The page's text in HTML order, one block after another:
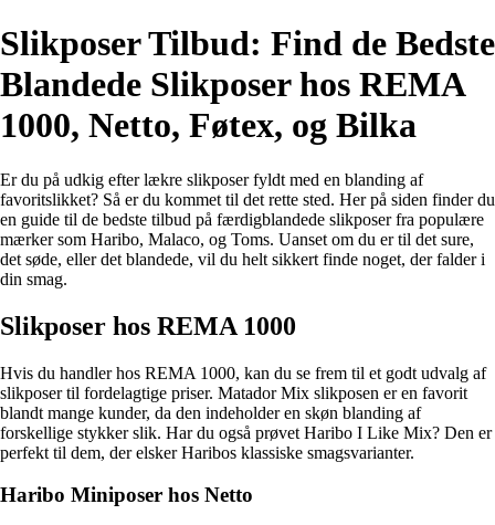
Slikposer Tilbud: Find de Bedste
Blandede Slikposer hos REMA
1000, Netto, Føtex, og Bilka
Er du på udkig efter lækre slikposer fyldt med en blanding af
favoritslikket? Så er du kommet til det rette sted. Her på siden finder du
en guide til de bedste tilbud på færdigblandede slikposer fra populære
mærker som Haribo, Malaco, og Toms. Uanset om du er til det sure,
det søde, eller det blandede, vil du helt sikkert finde noget, der falder i
din smag.
Slikposer hos REMA 1000
Hvis du handler hos REMA 1000, kan du se frem til et godt udvalg af
slikposer til fordelagtige priser. Matador Mix slikposen er en favorit
blandt mange kunder, da den indeholder en skøn blanding af
forskellige stykker slik. Har du også prøvet Haribo I Like Mix? Den er
perfekt til dem, der elsker Haribos klassiske smagsvarianter.
Haribo Miniposer hos Netto